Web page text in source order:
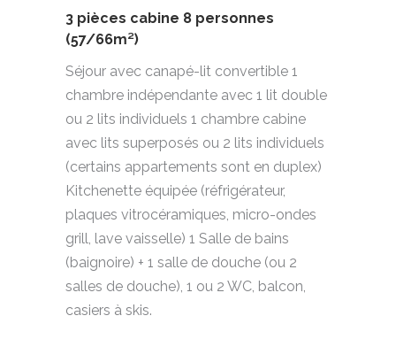
3 pièces cabine 8 personnes
(57/66m²)
Séjour avec canapé-lit convertible 1
chambre indépendante avec 1 lit double
ou 2 lits individuels 1 chambre cabine
avec lits superposés ou 2 lits individuels
(certains appartements sont en duplex)
Kitchenette équipée (réfrigérateur,
plaques vitrocéramiques, micro-ondes
grill, lave vaisselle) 1 Salle de bains
(baignoire) + 1 salle de douche (ou 2
salles de douche), 1 ou 2 WC, balcon,
casiers à skis.